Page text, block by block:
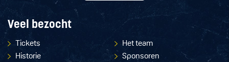
Veel bezocht
Tickets
Het team
Historie
Sponsoren